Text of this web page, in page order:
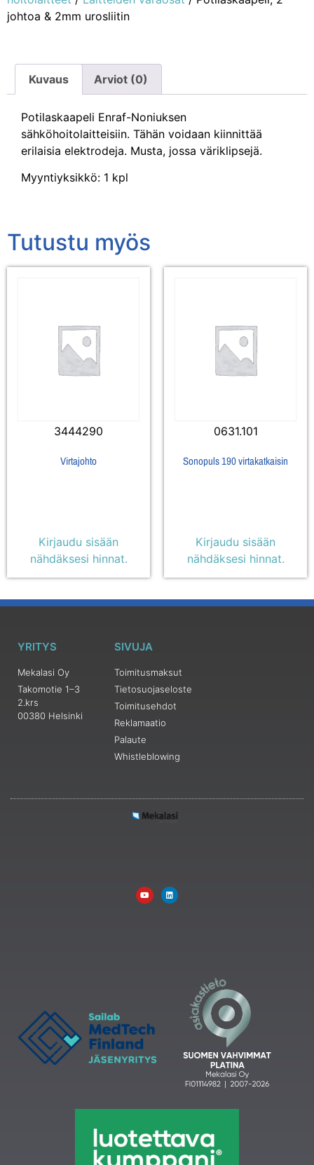
johtoa & 2mm urosliitin
Kuvaus Arviot (0)
Potilaskaapeli Enraf-Noniuksen
sähköhoitolaitteisiin. Tähän voidaan kiinnittää
erilaisia elektrodeja. Musta, jossa väriklipsejä.
Myyntiyksikkö: 1 kpl
Tutustu myös
3444290
Virtajohto
Kirjaudu sisään
nähdäksesi hinnat.
0631.101
Sonopuls 190 virtakatkaisin
Kirjaudu sisään
nähdäksesi hinnat.
YRITYS
Mekalasi Oy
Takomotie 1–3
2.krs
00380 Helsinki
SIVUJA
Toimitusmaksut
Tietosuojaseloste
Toimitusehdot
Reklamaatio
Palaute
Whistleblowing